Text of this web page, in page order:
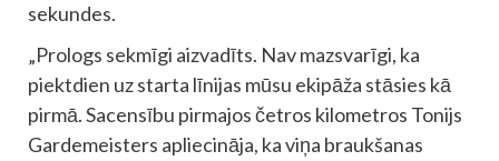
sekundes.
„Prologs sekmīgi aizvadīts. Nav mazsvarīgi, ka
piektdien uz starta līnijas mūsu ekipāža stāsies kā
pirmā. Sacensību pirmajos četros kilometros Tonijs
Gardemeisters apliecināja, ka viņa braukšanas